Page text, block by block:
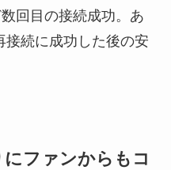
回目の接続成功。あ
接続に成功した後の安
ファンからもコ